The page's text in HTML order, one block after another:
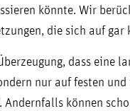
könnte. Wir
die sich auf
dass eine
nur auf festen
Andernfalls können